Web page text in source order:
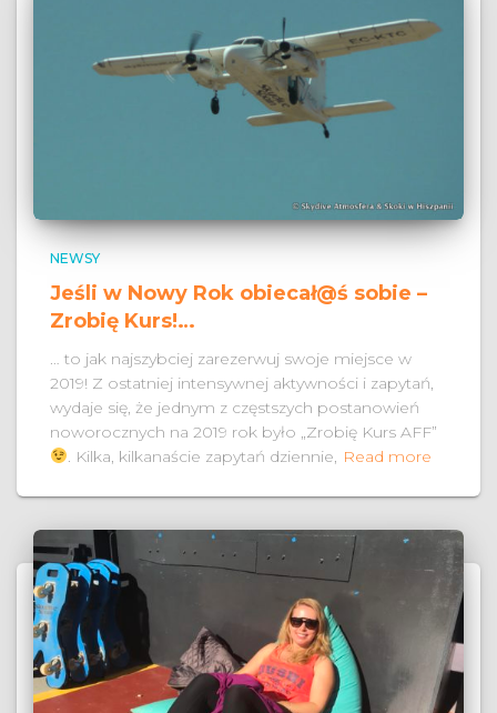
NEWSY
Jeśli w Nowy Rok obiecał@ś sobie –
Zrobię Kurs!…
… to jak najszybciej zarezerwuj swoje miejsce w
2019! Z ostatniej intensywnej aktywności i zapytań,
wydaje się, że jednym z częstszych postanowień
noworocznych na 2019 rok było „Zrobię Kurs AFF”
. Kilka, kilkanaście zapytań dziennie, Read more